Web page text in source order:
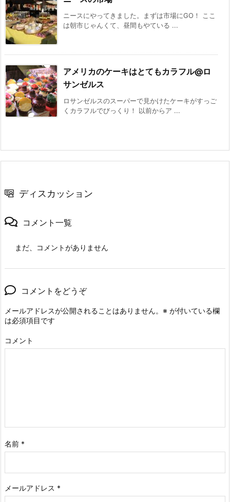
ニースにやってきました。まずは市場にGO！ ここ
は朝市じゃんくて、昼間もやている ...
アメリカのケーキはとてもカラフル@ロ
サンゼルス
ロサンゼルスのスーパーで見かけたケーキがすっご
くカラフルでびっくり！ 以前からア ...
ディスカッション
コメント一覧
まだ、コメントがありません
コメントをどうぞ
メールアドレスが公開されることはありません。 ※ が付いている欄
は必須項目です
コメント
名前 *
メールアドレス *